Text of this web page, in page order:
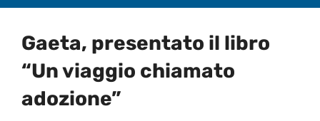
Gaeta, presentato il libro
“Un viaggio chiamato
adozione”